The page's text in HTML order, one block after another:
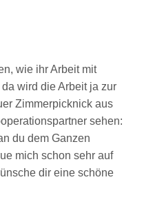
wie ihr Arbeit mit
wird die Arbeit ja zur
Zimmerpicknick aus
sehen:
du dem Ganzen
mich schon sehr auf
dir eine schöne